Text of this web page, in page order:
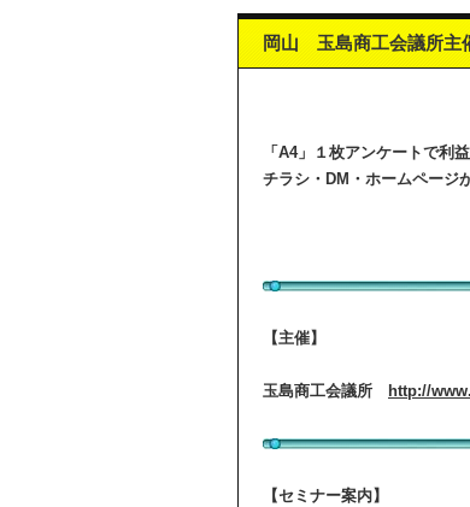
岡山 玉島商工会議所主
「A4」１枚アンケートで利
チラシ・DM・ホームページ
【主催】
玉島商工会議所 http://
【セミナー案内】